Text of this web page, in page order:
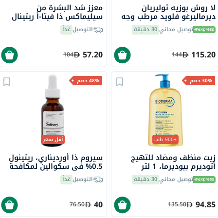
لا روش بوزيه توليريان
ديرماليرغو فلويد مرطب وجه
للبشرة الحساسة 40 مل
توصيل مجاني30 دقيقة
115.20
144
معزز شد البشرة من
سيليماكس ذا فيتا-أ ريتينال
شوت، 15 مل
التوصيلغداً
57.20
104
30% خصم
+900 طلب
زيت منظف ومضاد للتهيج
أتوديرم بيوديرما، 1 لتر
توصيل مجاني30 دقيقة
94.85
135.50
48% خصم
أقل سعر
سيروم ذا أورديناري، ريتينول
0.5% في سكوالين لمكافحة
ملالتوصيلغداً
40
76.50